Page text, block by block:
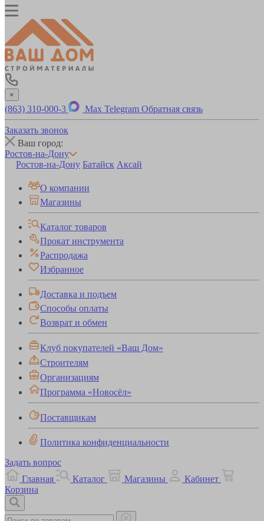
×
(863) 310-000-3 Max Telegram Обратная связь
Заказать звонок
Ваш город:
Ростов-на-Дону
Ростов-на-Дону Батайск Аксай
О компании
Магазины
Каталог товаров
Прокат инструмента
Распродажа
Избранное
Доставка и подъем
Способы оплаты
Возврат и обмен
Клуб покупателей «Ваш Дом»
Строителям
Организациям
Программа «Новосёл»
Поставщикам
Политика конфиденциальности
Задать вопрос
Главная
Каталог Магазины
Кабинет
Корзина